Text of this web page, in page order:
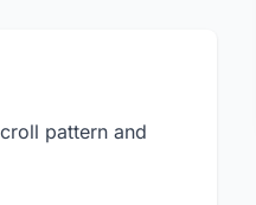
pattern and